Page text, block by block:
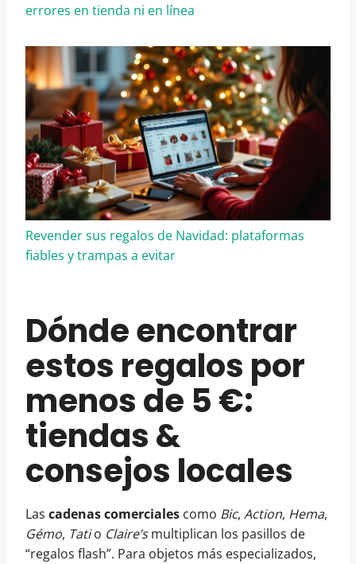
errores en tienda ni en línea
Revender sus regalos de Navidad: plataformas
fiables y trampas a evitar
Dónde encontrar
estos regalos por
menos de 5 €:
tiendas &
consejos locales
Las cadenas comerciales como Bic, Action, Hema,
Gémo, Tatio Claire’smultiplican los pasillos de
“regalos flash”. Para objetos más especializados,